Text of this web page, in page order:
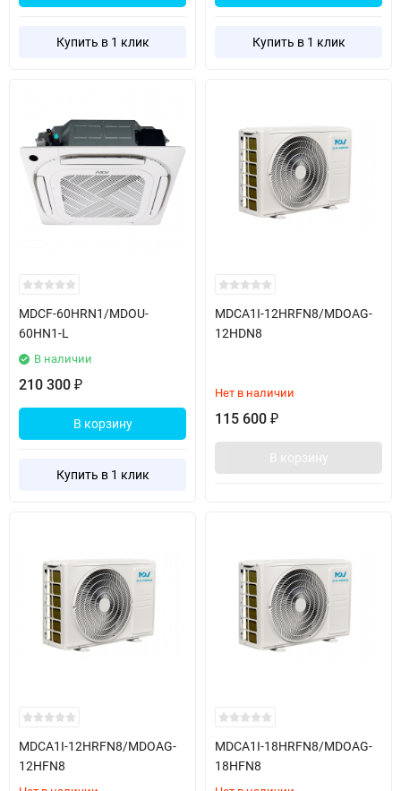
Купить в 1 клик Купить в 1 клик
MDCF-60HRN1/MDOU-
60HN1-L
В наличии
210 300 ₽
В корзину
Купить в 1 клик
MDCA1I-12HRFN8/MDOAG-
12HDN8
Нет в наличии
115 600 ₽
В корзину
MDCA1I-12HRFN8/MDOAG-
12HFN8
MDCA1I-18HRFN8/MDOAG-
18HFN8